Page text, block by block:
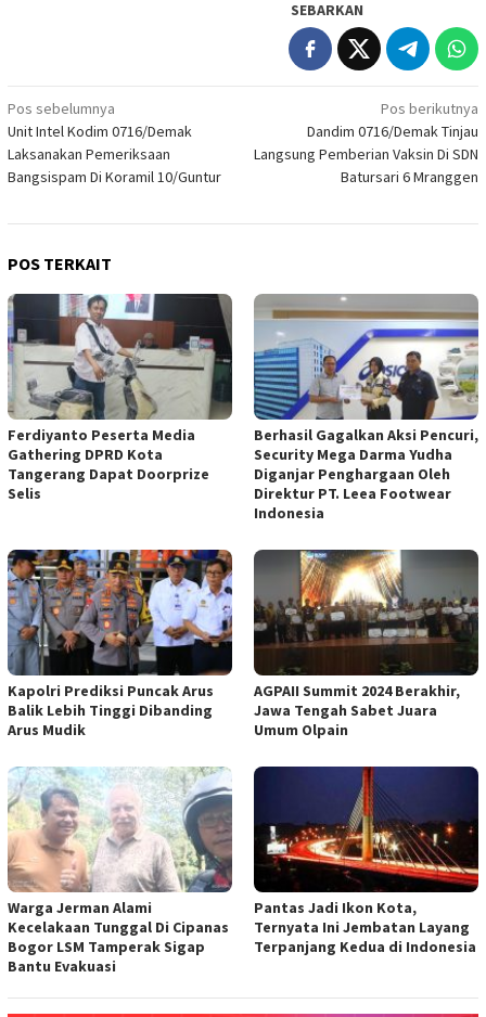
SEBARKAN
Navigasi
pos
Pos sebelumnya
Unit Intel Kodim 0716/Demak
Laksanakan Pemeriksaan
Bangsispam Di Koramil 10/Guntur
Pos berikutnya
Dandim 0716/Demak Tinjau
Langsung Pemberian Vaksin Di SDN
Batursari 6 Mranggen
POS TERKAIT
Ferdiyanto Peserta Media
Gathering DPRD Kota
Tangerang Dapat Doorprize
Selis
Berhasil Gagalkan Aksi Pencuri,
Security Mega Darma Yudha
Diganjar Penghargaan Oleh
Direktur PT. Leea Footwear
Indonesia
Kapolri Prediksi Puncak Arus
Balik Lebih Tinggi Dibanding
Arus Mudik
AGPAII Summit 2024 Berakhir,
Jawa Tengah Sabet Juara
Umum Olpain
Warga Jerman Alami
Kecelakaan Tunggal Di Cipanas
Bogor LSM Tamperak Sigap
Bantu Evakuasi
Pantas Jadi Ikon Kota,
Ternyata Ini Jembatan Layang
Terpanjang Kedua di Indonesia